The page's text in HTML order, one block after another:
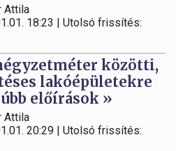
Attila
18:23 | Utolsó frissítés:
közötti,
lakóépületekre
előírások »
Attila
20:29 | Utolsó frissítés: